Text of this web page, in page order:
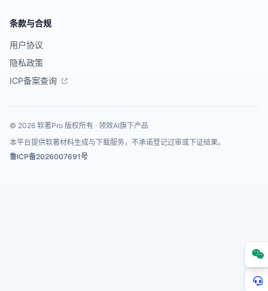
条款与合规
用户协议
隐私政策
ICP备案查询
© 2026 软著Pro 版权所有 · 领效AI旗下产品
本平台提供软著材料生成与下载服务，不承诺登记过审或下证结果。
鲁ICP备2026007691号